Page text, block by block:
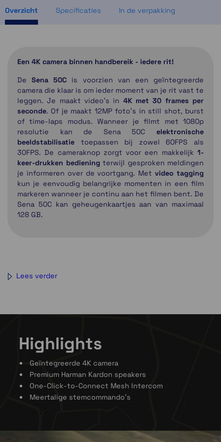
Overzicht Specificaties In de verpakking
Een 4K camera binnen handbereik - iedere rit!
DeSena 50C is voorzien van een geïntegreerde
camera die klaar is om ieder moment van je rit vast te
leggen. Je maakt video's in 4K met 30 frames per
seconde. Of je maakt 12MP foto's in still shot, burst
of time-laps modus. Wanneer je filmt met 1080p
resolutie kan de Sena 50C elektronische
beeldstabilisatie toepassen bij zowel 60FPS als
30FPS. De cameraknop zorgt voor een makkelijk 1-
keer-drukken bediening terwijl gesproken meldingen
je informeren over de voortgang. Metvideo tagging
kun je eenvoudig belangrijke momenten in een film
markeren wanneer je continu aan het filmen bent. De
Sena 50C kan geheugenkaartjes aan van maximaal
128 GB.
Lees verder
Highlights
Geïntegreerde 4K camera
Premium Harman Kardon speakers
One-Click-to-Connect Mesh Intercom
Meertalige stemcommando's